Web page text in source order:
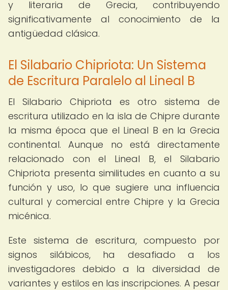
y literaria de Grecia, contribuyendo
significativamente al conocimiento de la
antigüedad clásica.
El Silabario Chipriota: Un Sistema
de Escritura Paralelo al Lineal B
El Silabario Chipriota es otro sistema de
escritura utilizado en la isla de Chipre durante
la misma época que el Lineal B en la Grecia
continental. Aunque no está directamente
relacionado con el Lineal B, el Silabario
Chipriota presenta similitudes en cuanto a su
función y uso, lo que sugiere una influencia
cultural y comercial entre Chipre y la Grecia
micénica.
Este sistema de escritura, compuesto por
signos silábicos, ha desafiado a los
investigadores debido a la diversidad de
variantes y estilos en las inscripciones. A pesar